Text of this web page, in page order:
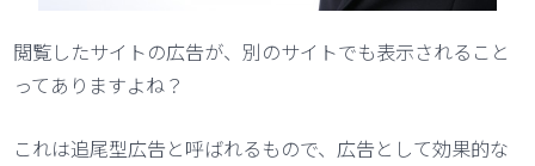
閲覧したサイトの広告が、別のサイトでも表示されること
ってありますよね？
これは追尾型広告と呼ばれるもので、広告として効果的な